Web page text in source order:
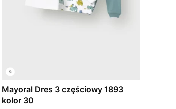
Mayoral Dres 3 częściowy 1893
kolor 30